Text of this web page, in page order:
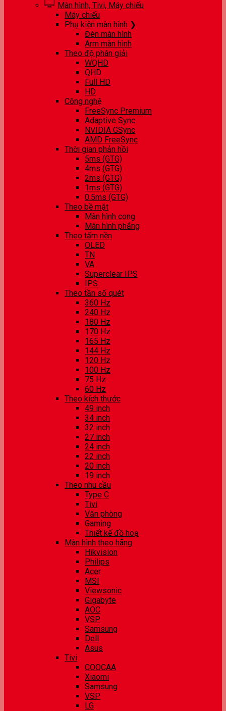
Màn hình, Tivi, Máy chiếu
Máy chiếu
Phụ kiện màn hình ❯
Đèn màn hình
Arm màn hình
Theo độ phân giải
WQHD
QHD
Full HD
HD
Công nghệ
FreeSync Premium
Adaptive Sync
NVIDIA GSync
AMD FreeSync
Thời gian phản hồi
5ms (GTG)
4ms (GTG)
2ms (GTG)
1ms (GTG)
0.5ms (GTG)
Theo bề mặt
Màn hình cong
Màn hình phẳng
Theo tấm nền
OLED
TN
VA
Superclear IPS
IPS
Theo tần số quét
360 Hz
240 Hz
180 Hz
170 Hz
165 Hz
144 Hz
120 Hz
100 Hz
75 Hz
60 Hz
Theo kích thước
49 inch
34 inch
32 inch
27 inch
24 inch
22 inch
20 inch
19 inch
Theo nhu cầu
Type C
Tivi
Văn phòng
Gaming
Thiết kế đồ hoạ
Màn hình theo hãng
Hikvision
Philips
Acer
MSI
Viewsonic
Gigabyte
AOC
VSP
Samsung
Dell
Asus
Tivi
COOCAA
Xiaomi
Samsung
VSP
LG